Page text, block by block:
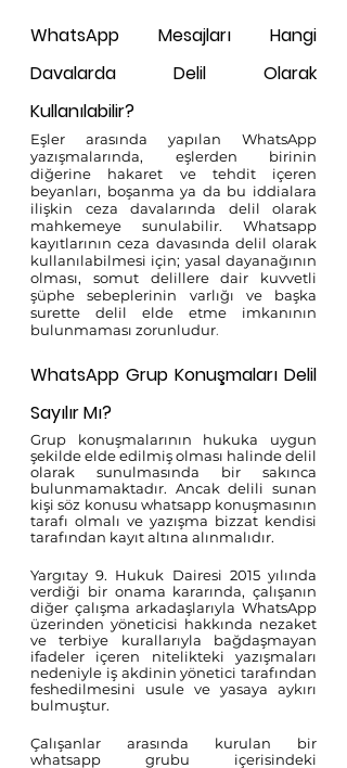
WhatsApp Mesajları Hangi
Davalarda Delil Olarak
Kullanılabilir?
Eşler arasında yapılan WhatsApp
yazışmalarında, eşlerden birinin
diğerine hakaret ve tehdit içeren
beyanları, boşanma ya da bu iddialara
ilişkin ceza davalarında delil olarak
mahkemeye sunulabilir.
Whatsapp
kayıtlarının ceza davasında delil olarak
kullanılabilmesi için; yasal dayanağının
olması, somut delillere dair kuvvetli
şüphe sebeplerinin varlığı ve başka
surette delil elde etme imkanının
bulunmaması zorunludur.
WhatsApp Grup Konuşmaları Delil
Sayılır Mı?
Grup konuşmalarının hukuka uygun
şekilde elde edilmiş olması halinde delil
olarak sunulmasında bir sakınca
bulunmamaktadır. Ancak delili sunan
kişi söz konusu whatsapp konuşmasının
tarafı olmalı ve yazışma bizzat kendisi
tarafından kayıt altına alınmalıdır.
Yargıtay 9. Hukuk Dairesi 2015 yılında
verdiği bir onama kararında, çalışanın
diğer çalışma arkadaşlarıyla WhatsApp
üzerinden yöneticisi hakkında nezaket
ve terbiye kurallarıyla bağdaşmayan
ifadeler içeren nitelikteki yazışmaları
nedeniyle iş akdinin yönetici tarafından
feshedilmesini usule ve yasaya aykırı
bulmuştur.
Çalışanlar arasında kurulan bir
whatsapp grubu içerisindeki